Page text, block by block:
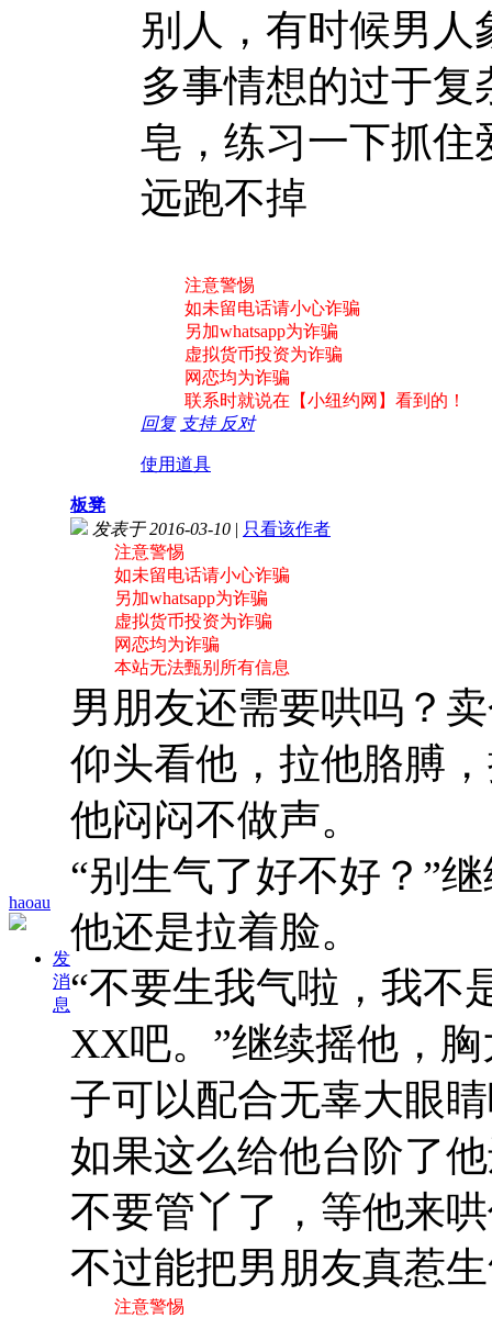
别人，有时候男
多事情想的过于
皂，练习一下抓住
远跑不掉
注意警惕
如未留电话请小心诈骗
另加whatsapp为诈骗
虚拟货币投资为诈骗
网恋均为诈骗
联系时就说在【小纽约网】看到的！
回复 支持 反对
使用道具
haoau
发
消
息
板凳
发表于 2016-03-10 | 只看该作者
注意警惕
如未留电话请小心诈骗
另加whatsapp为诈骗
虚拟货币投资为诈骗
网恋均为诈骗
本站无法甄别所有信息
男朋友还需要哄吗？
仰头看他，拉他胳膊
他闷闷不做声。
“别生气了好不好？”
他还是拉着脸。
“不要生我气啦，我不
XX吧。”继续摇他，
子可以配合无辜大眼
如果这么给他台阶了
不要管丫了，等他来
不过能把男朋友真惹
注意警惕